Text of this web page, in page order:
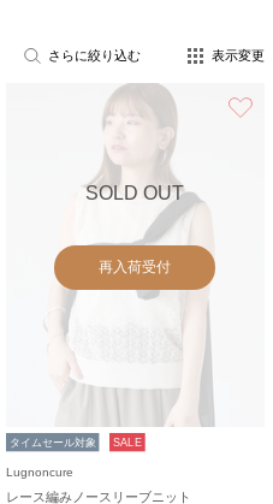
さらに絞り込む 表示変更
SOLD OUT
再入荷受付
タイムセール対象 SALE
Lugnoncure
レース編みノースリーブニット